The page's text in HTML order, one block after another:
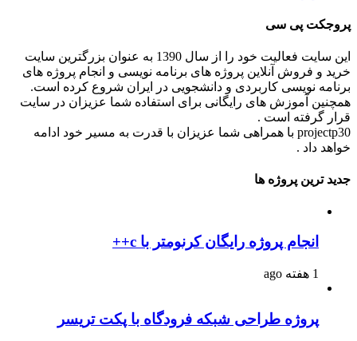
پی سی
این سایت فعالیت خود را از سال 1390 به عنوان بزرگترین سایت
و فروش آنلاین پروژه های برنامه نویسی و انجام پروژه های
نویسی کاربردی و دانشجویی در ایران شروع کرده است.
آموزش های رایگانی برای استفاده شما عزیزان در سایت
گرفته است .
projectp30 با همراهی شما عزیزان با قدرت به مسیر خود ادامه
داد .
ترین پروژه ها
انجام پروژه رایگان کرنومتر با c++
پروژه طراحی شبکه فرودگاه با پکت تریسر